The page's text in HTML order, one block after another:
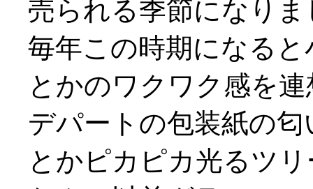
売られる季節になりま
毎年この時期になる
とかのワクワク感を
デパートの包装紙の
とかピカピカ光るツ